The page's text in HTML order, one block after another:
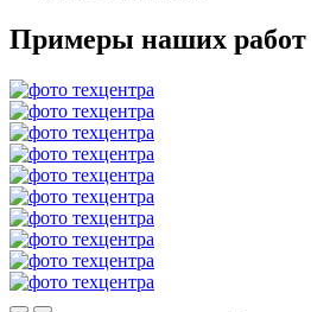
Примеры наших работ